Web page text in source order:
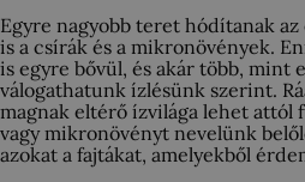
Egyre nagyobb teret hódítanak
is a csírák és a mikronövények.
is egyre bővül, és akár több, mint
válogathatunk ízlésünk szerint.
magnak eltérő ízvilága lehet attól
vagy mikronövényt nevelünk
azokat a fajtákat, amelyekből